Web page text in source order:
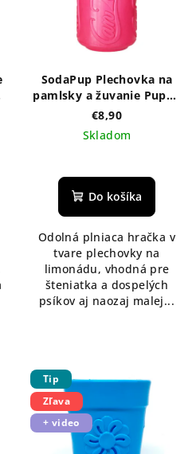
SodaPup Plechovka na
pamlsky a žuvanie Puppy
- ružová S
€8,90
Skladom
Do košíka
Odolná plniaca hračka v
tvare plechovky na
limonádu, vhodná pre
šteniatka a dospelých
psíkov aj naozaj malej...
Tip
Zľava
+ video